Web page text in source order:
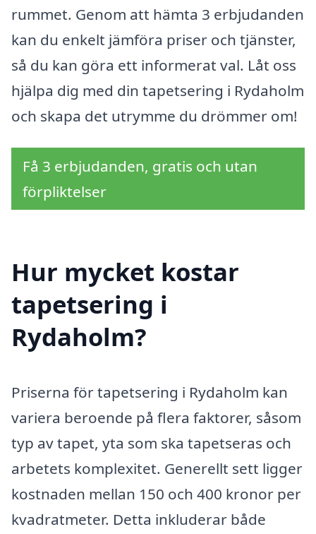
rummet. Genom att hämta 3 erbjudanden
kan du enkelt jämföra priser och tjänster,
så du kan göra ett informerat val. Låt oss
hjälpa dig med din tapetsering i Rydaholm
och skapa det utrymme du drömmer om!
Få 3 erbjudanden, gratis och utan
förpliktelser
Hur mycket kostar
tapetsering i
Rydaholm?
Priserna för tapetsering i Rydaholm kan
variera beroende på flera faktorer, såsom
typ av tapet, yta som ska tapetseras och
arbetets komplexitet. Generellt sett ligger
kostnaden mellan 150 och 400 kronor per
kvadratmeter. Detta inkluderar både